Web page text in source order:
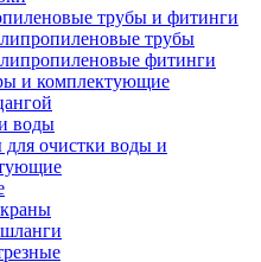
трубы и фитинги
трубы
фитинги
и комплектующие
воды
очистки воды и